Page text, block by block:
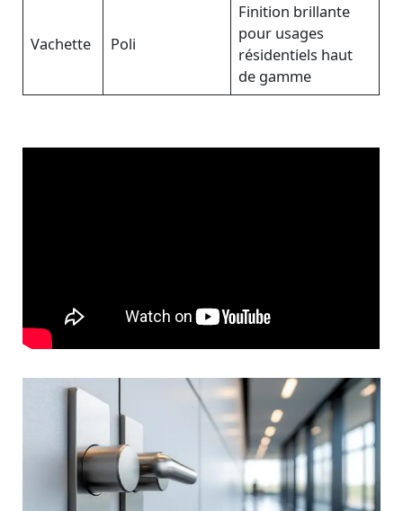
Vachette Poli
Finition brillante
pour usages
résidentiels haut
de gamme